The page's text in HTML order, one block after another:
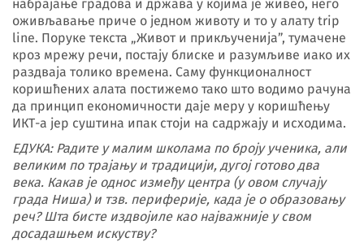
набрајање градова и држава у којима је живео, него
оживљавање приче о једном животу и то у алату trip
line. Поруке текста „Живот и прикљученија”, тумачене
кроз мрежу речи, постају блиске и разумљиве иако их
раздваја толико времена. Саму функционалност
коришћених алата постижемо тако што водимо рачуна
да принцип економичности даје меру у коришћењу
ИКТ-а јер суштина ипак стоји на садржају и исходима.
ЕДУКА: Радите у малим школама по броју ученика, али
великим по трајању и традицији, дугој готово два
века. Какав је однос између центра (у овом случају
града Ниша) и тзв. периферије, када је о образовању
реч? Шта бисте издвојиле као најважније у свом
досадашњем искуству?